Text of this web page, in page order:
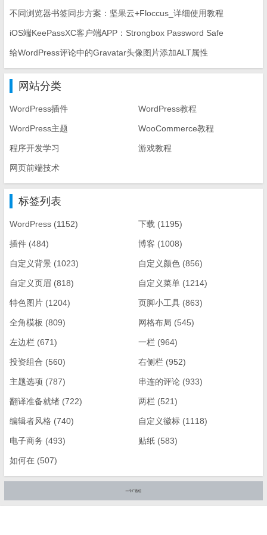
不同浏览器书签同步方案：坚果云+Floccus_详细使用教程
iOS端KeePassXC客户端APP：Strongbox Password Safe
给WordPress评论中的Gravatar头像图片添加ALT属性
网站分类
WordPress插件 WordPress教程
WordPress主题 WooCommerce教程
程序开发学习 游戏教程
网页前端技术
标签列表
WordPress (1152) 下载 (1195)
插件 (484) 博客 (1008)
自定义背景 (1023) 自定义颜色 (856)
自定义页眉 (818) 自定义菜单 (1214)
特色图片 (1204) 页脚小工具 (863)
全角模板 (809) 网格布局 (545)
左边栏 (671) 一栏 (964)
投资组合 (560) 右侧栏 (952)
主题选项 (787) 串连的评论 (933)
翻译准备就绪 (722) 两栏 (521)
编辑者风格 (740) 自定义徽标 (1118)
电子商务 (493) 贴纸 (583)
如何在 (507)